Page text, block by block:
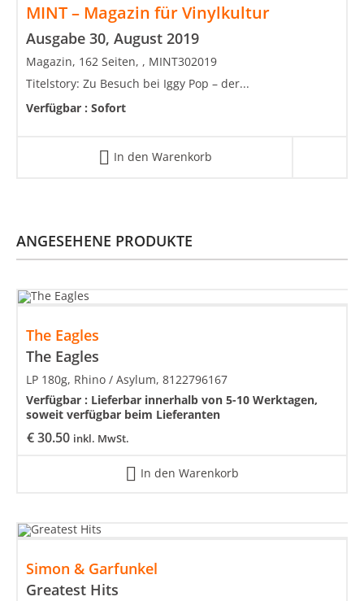
MINT – Magazin für Vinylkultur
Ausgabe 30, August 2019
Magazin, 162 Seiten, , MINT302019
Titelstory: Zu Besuch bei Iggy Pop – der...
Verfügbar : Sofort
In den Warenkorb
ANGESEHENE PRODUKTE
The Eagles
The Eagles
€30.50 inkl. MwSt.
LP 180g, Rhino / Asylum, 8122796167
Verfügbar : Lieferbar innerhalb von 5-10 Werktagen,
soweit verfügbar beim Lieferanten
In den Warenkorb
Simon & Garfunkel
Greatest Hits